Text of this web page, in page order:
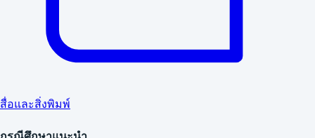
สื่อและสิ่งพิมพ์